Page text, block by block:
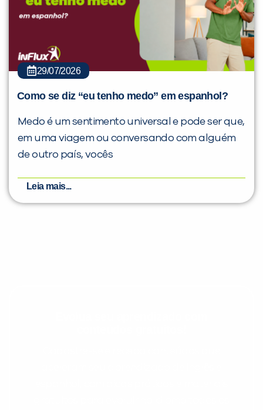
29/07/2026
Como se diz “eu tenho medo” em espanhol?
Medo é um sentimento universal e pode ser que,
em uma viagem ou conversando com alguém
de outro país, vocês
Leia mais...